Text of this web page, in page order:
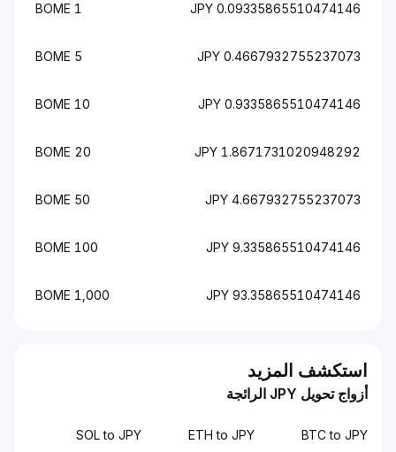
0.09335865510474146 JPY
1 BOME
0.4667932755237073 JPY
5 BOME
0.9335865510474146 JPY
10 BOME
1.8671731020948292 JPY
20 BOME
4.667932755237073 JPY
50 BOME
9.335865510474146 JPY
100 BOME
93.35865510474146 JPY
1,000 BOME
استكشف المزيد
أزواج تحويل JPY الرائجة
BTC to JPY
ETH to JPY
SOL to JPY